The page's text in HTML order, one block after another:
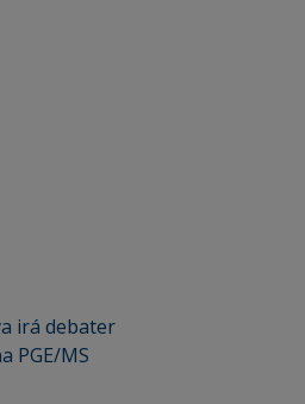
irá debater
PGE/MS